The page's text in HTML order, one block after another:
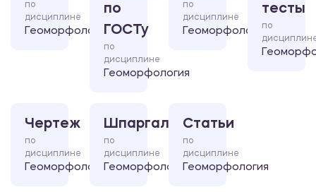
по
дисциплине
Геоморфология
по
ГОСТу
по
дисциплине
Геоморфология
по
дисциплине
Геоморфология
тесты
по
Чертеж
по
дисциплине
Геоморфология
Шпаргалка
по
дисциплине
Геоморфология
Статьи
по
дисциплине
Геоморфология